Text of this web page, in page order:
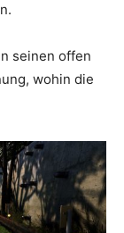
seinen offen
wohin die